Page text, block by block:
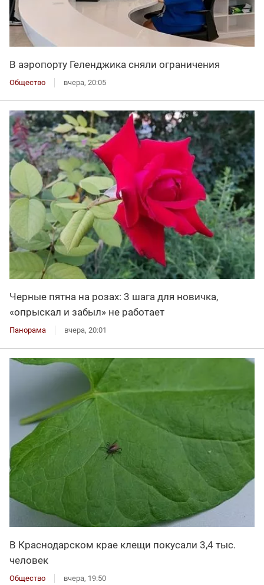
В аэропорту Геленджика сняли ограничения
Общество вчера, 20:05
Черные пятна на розах: 3 шага для новичка,
«опрыскал и забыл» не работает
Панорама вчера, 20:01
В Краснодарском крае клещи покусали 3,4 тыс.
человек
Общество вчера, 19:50